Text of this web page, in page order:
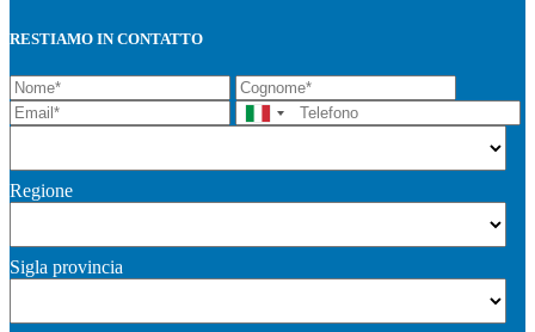
RESTIAMO IN CONTATTO
Regione
Sigla provincia